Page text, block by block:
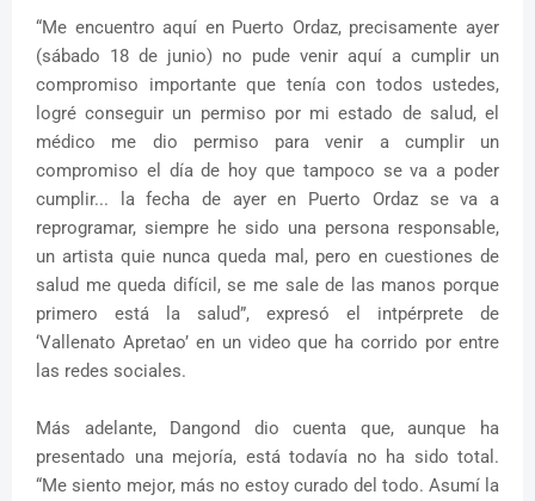
“Me encuentro aquí en Puerto Ordaz, precisamente ayer
(sábado 18 de junio) no pude venir aquí a cumplir un
compromiso importante que tenía con todos ustedes,
logré conseguir un permiso por mi estado de salud, el
médico me dio permiso para venir a cumplir un
compromiso el día de hoy que tampoco se va a poder
cumplir... la fecha de ayer en Puerto Ordaz se va a
reprogramar, siempre he sido una persona responsable,
un artista quie nunca queda mal, pero en cuestiones de
salud me queda difícil, se me sale de las manos porque
primero está la salud”, expresó el intpérprete de
‘Vallenato Apretao’ en un video que ha corrido por entre
las redes sociales.
Más adelante, Dangond dio cuenta que, aunque ha
presentado una mejoría, está todavía no ha sido total.
“Me siento mejor, más no estoy curado del todo. Asumí la